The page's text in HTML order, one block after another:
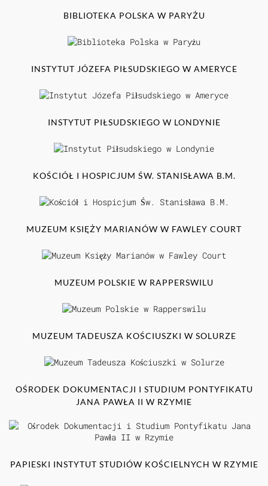
BIBLIOTEKA POLSKA W PARYŻU
INSTYTUT JÓZEFA PIŁSUDSKIEGO W AMERYCE
INSTYTUT PIŁSUDSKIEGO W LONDYNIE
KOŚCIÓŁ I HOSPICJUM ŚW. STANISŁAWA B.M.
MUZEUM KSIĘŻY MARIANÓW W FAWLEY COURT
MUZEUM POLSKIE W RAPPERSWILU
MUZEUM TADEUSZA KOŚCIUSZKI W SOLURZE
OŚRODEK DOKUMENTACJI I STUDIUM PONTYFIKATU
JANA PAWŁA II W RZYMIE
PAPIESKI INSTYTUT STUDIÓW KOŚCIELNYCH W RZYMIE